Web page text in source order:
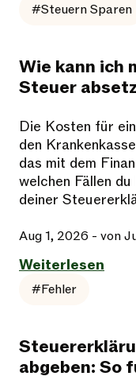
#Steuern Sparen
Wie kann ich
Steuer
Die Kosten für
den
das mit dem
welchen Fällen
deiner
Aug 1, 2026 - von
Weiterlesen
#Fehler
abgeben: So